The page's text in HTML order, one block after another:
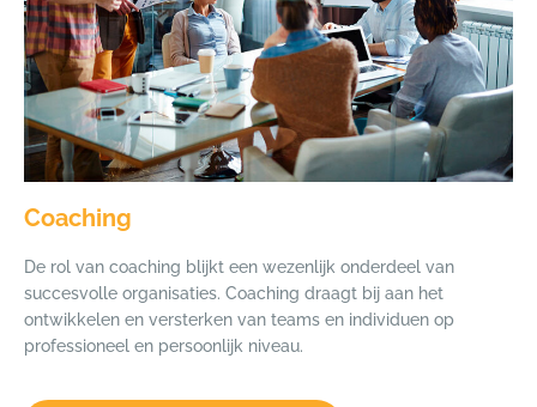
Coaching
De rol van coaching blijkt een wezenlijk onderdeel van
succesvolle organisaties. Coaching draagt bij aan het
ontwikkelen en versterken van teams en individuen op
professioneel en persoonlijk niveau.